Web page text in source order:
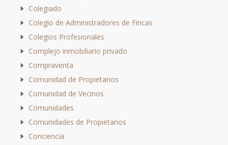
Colegiado
Colegio de Administradores de Fincas
Colegios Profesionales
Complejo inmobiliario privado
Compraventa
Comunidad de Propietarios
Comunidad de Vecinos
Comunidades
Comunidades de Propietarios
Conciencia